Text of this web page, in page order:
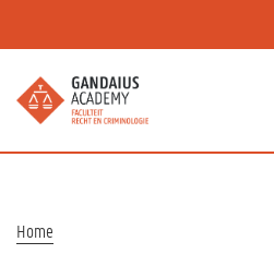
inhoud
PROGRAMMA
Kruimelpad
Home